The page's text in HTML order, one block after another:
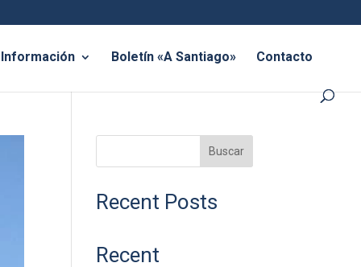
Información Boletín «A Santiago» Contacto
Buscar
Recent Posts
Recent